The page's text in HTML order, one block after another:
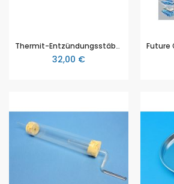
Thermit-Entzündungsstäbchen, 40 Stück
32,00 €